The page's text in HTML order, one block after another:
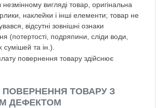
незмінному вигляді товар, оригінальна
наклейки і інші елементи; товар не
відсутні зовнішні ознаки
(потертості, подряпини, сліди води,
сумішей та ін.).
повернення товару здійснює
ТОВАРУ З
ДЕФЕКТОМ